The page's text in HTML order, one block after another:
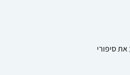
סיפורי